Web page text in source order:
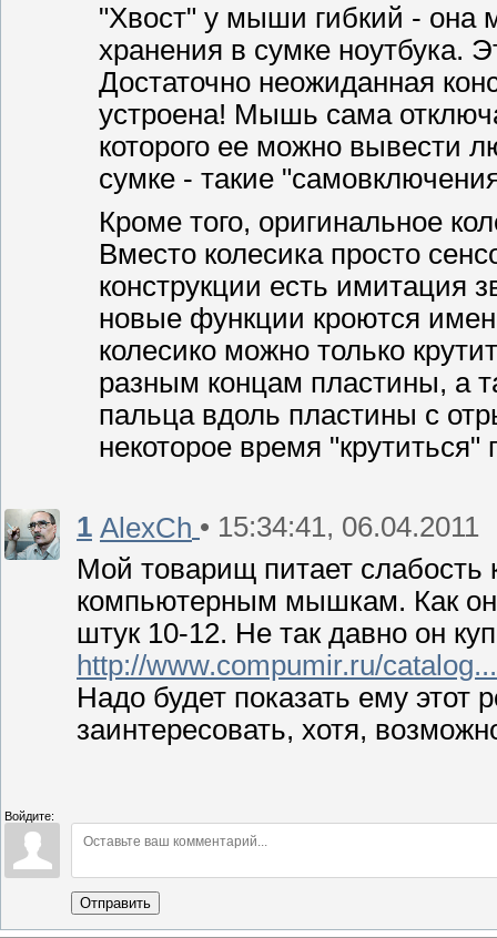
"Хвост" у мыши гибкий - она
хранения в сумке ноутбука.
Достаточно неожиданная
устроена! Мышь сама
которого ее можно вывести
сумке - такие
Кроме того, оригинальное
Вместо колесика просто
конструкции есть имитация
новые функции кроются
колесико можно только
разным концам пластины, а
пальца вдоль пластины с
некоторое время
1 AlexCh • 15:34:41, 06.04.2011
Мой товарищ питает
компьютерным мышкам. Как он
штук 10-12. Не так давно он
http://www.compumir.ru/
Надо будет показать ему
заинтересовать, хотя,
Войдите:
Отправить